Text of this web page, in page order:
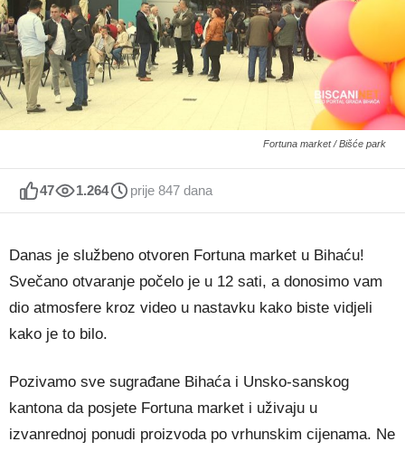
Fortuna market / Bišće park
47 1.264 prije 847 dana
Danas je službeno otvoren Fortuna market u Bihaću!
Svečano otvaranje počelo je u 12 sati, a donosimo vam
dio atmosfere kroz video u nastavku kako biste vidjeli
kako je to bilo.
Pozivamo sve sugrađane Bihaća i Unsko-sanskog
kantona da posjete Fortuna market i uživaju u
izvanrednoj ponudi proizvoda po vrhunskim cijenama. Ne